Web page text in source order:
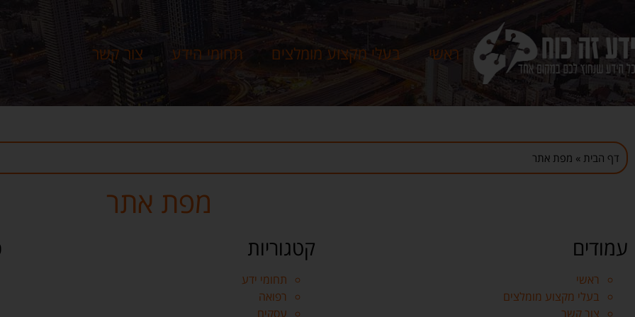
ראשי בעלי מקצוע מומלצים תחומי הידע צור קשר
דף הבית » מפת אתר
מפת אתר
עמודים
ראשי
בעלי מקצוע מומלצים
צור קשר
קטגוריות
תחומי ידע
רפואה
עסקים